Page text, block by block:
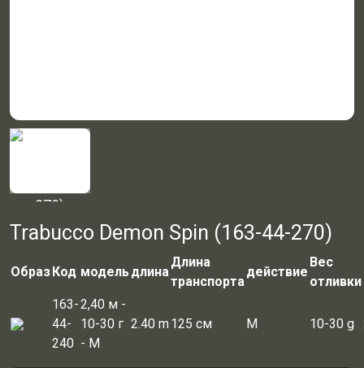
Trabucco Demon Spin (163-44-270)
ОбразКод модельдлина
Длина
транспорта
действие
Вес
отливки
163-
44-
240
2,40 м -
10-30 г
- М
2.40 m 125 см M 10-30 g